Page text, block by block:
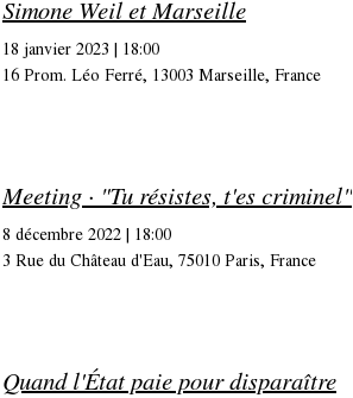
Simone Weil et Marseille
18 janvier 2023
18:00
16 Prom. Léo Ferré, 13003 Marseille, France
Meeting · "Tu résistes, t'es criminel"
8 décembre 2022
18:00
3 Rue du Château d'Eau, 75010 Paris, France
Quand l'État paie pour disparaître